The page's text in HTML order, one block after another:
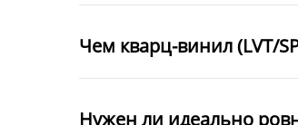
Чем кварц-винил (LVT/
Нужен ли идеально